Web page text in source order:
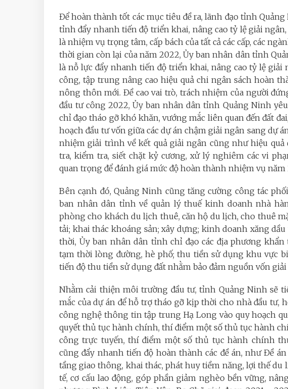
Để hoàn thành tốt các mục tiêu đề ra, lãnh đạo tỉnh
tỉnh đẩy nhanh tiến độ triển khai, nâng cao tỷ lệ giải
là nhiệm vụ trọng tâm, cấp bách của tất cả các cấp, các
thời gian còn lại của năm 2022, Ủy ban nhân dân tỉnh
là nỗ lực đẩy nhanh tiến độ triển khai, nâng cao tỷ lệ
công, tập trung nâng cao hiệu quả chi ngân sách hoàn
nông thôn mới. Đề cao vai trò, trách nhiệm của người
đầu tư công 2022, Ủy ban nhân dân tỉnh Quảng Ninh
chỉ đạo tháo gỡ khó khăn, vướng mắc liên quan đến đất
hoạch đầu tư vốn giữa các dự án chậm giải ngân sang dự
nhiệm giải trình về kết quả giải ngân cũng như hiệu quả
tra, kiểm tra, siết chặt kỷ cương, xử lý nghiêm các vi
quan trọng để đánh giá mức độ hoàn thành nhiệm vụ năm
Bên cạnh đó, Quảng Ninh cũng tăng cường công tác
ban nhân dân tỉnh về quản lý thuế kinh doanh nhà
phòng cho khách du lịch thuê, căn hộ du lịch, cho thuê
tải; khai thác khoáng sản; xây dựng; kinh doanh xăng
thời, Ủy ban nhân dân tỉnh chỉ đạo các địa phương
tạm thời lòng đường, hè phố; thu tiền sử dụng khu vực
tiến độ thu tiền sử dụng đất nhằm bảo đảm nguồn vốn
Nhằm cải thiện môi trường đầu tư, tỉnh Quảng Ninh sẽ
mắc của dự án để hỗ trợ tháo gỡ kịp thời cho nhà đầu tư,
công nghệ thông tin tập trung Hạ Long vào quy hoạch
quyết thủ tục hành chính, thí điểm một số thủ tục hành
công trực tuyến, thí điểm một số thủ tục hành chính
cũng đẩy nhanh tiến độ hoàn thành các đề án, như Đề
tầng giao thông, khai thác, phát huy tiềm năng, lợi thế du
tế, cơ cấu lao động, góp phần giảm nghèo bền vững,